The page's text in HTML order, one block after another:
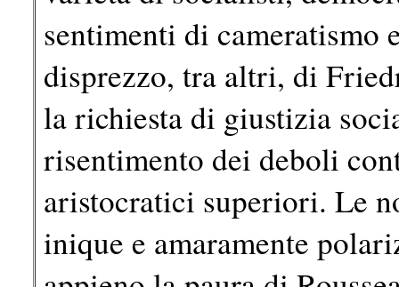
sentimenti di cameratismo
disprezzo, tra altri, di
la richiesta di giustizia
risentimento dei deboli
aristocratici superiori. Le
inique e amaramente